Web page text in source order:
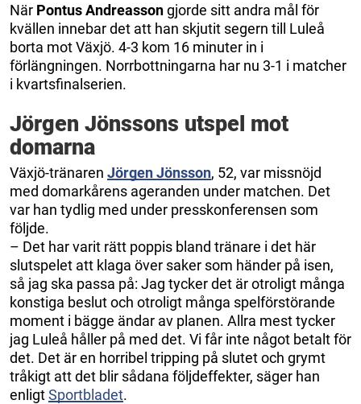
När Pontus Andreassongjorde sitt andra mål för
kvällen innebar det att han skjutit segern till Luleå
borta mot Växjö. 4-3 kom 16 minuter in i
förlängningen. Norrbottningarna har nu 3-1 i matcher
i kvartsfinalserien.
Jörgen Jönssons utspel mot
domarna
Växjö-tränaren Jörgen Jönsson, 52, var missnöjd
med domarkårens ageranden under matchen. Det
var han tydlig med under presskonferensen som
följde.
– Det har varit rätt poppis bland tränare i det här
slutspelet att klaga över saker som händer på isen,
så jag ska passa på: Jag tycker det är otroligt många
konstiga beslut och otroligt många spelförstörande
moment i bägge ändar av planen. Allra mest tycker
jag Luleå håller på med det. Vi får inte något betalt för
det. Det är en horribel tripping på slutet och grymt
tråkigt att det blir sådana följdeffekter, säger han
enligtSportbladet.